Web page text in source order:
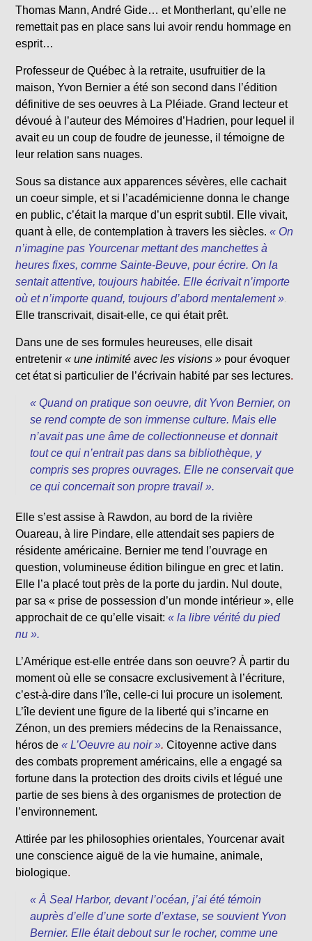
Thomas Mann, André Gide… et Montherlant, qu’elle ne
remettait pas en place sans lui avoir rendu hommage en
esprit…
Professeur de Québec à la retraite, usufruitier de la
maison, Yvon Bernier a été son second dans l’édition
définitive de ses oeuvres à La Pléiade. Grand lecteur et
dévoué à l’auteur des Mémoires d’Hadrien, pour lequel il
avait eu un coup de foudre de jeunesse, il témoigne de
leur relation sans nuages.
Sous sa distance aux apparences sévères, elle cachait
un coeur simple, et si l’académicienne donna le change
en public, c’était la marque d’un esprit subtil. Elle vivait,
quant à elle, de contemplation à travers les siècles. « On
n’imagine pas Yourcenar mettant des manchettes à
heures fixes, comme Sainte-Beuve, pour écrire. On la
sentait attentive, toujours habitée. Elle écrivait n’importe
où et n’importe quand, toujours d’abord mentalement ».
Elle transcrivait, disait-elle, ce qui était prêt.
Dans une de ses formules heureuses, elle disait
entretenir« une intimité avec les visions » pour évoquer
cet état si particulier de l’écrivain habité par ses lectures.
« Quand on pratique son oeuvre, dit Yvon Bernier, on
se rend compte de son immense culture. Mais elle
n’avait pas une âme de collectionneuse et donnait
tout ce qui n’entrait pas dans sa bibliothèque, y
compris ses propres ouvrages. Elle ne conservait que
ce qui concernait son propre travail ».
Elle s’est assise à Rawdon, au bord de la rivière
Ouareau, à lire Pindare, elle attendait ses papiers de
résidente américaine. Bernier me tend l’ouvrage en
question, volumineuse édition bilingue en grec et latin.
Elle l’a placé tout près de la porte du jardin. Nul doute,
par sa « prise de possession d’un monde intérieur », elle
approchait de ce qu’elle visait: « la libre vérité du pied
nu ».
L’Amérique est-elle entrée dans son oeuvre? À partir du
moment où elle se consacre exclusivement à l’écriture,
c’est-à-dire dans l’île, celle-ci lui procure un isolement.
L’île devient une figure de la liberté qui s’incarne en
Zénon, un des premiers médecins de la Renaissance,
héros de « L’Oeuvre au noir ». Citoyenne active dans
des combats proprement américains, elle a engagé sa
fortune dans la protection des droits civils et légué une
partie de ses biens à des organismes de protection de
l’environnement.
Attirée par les philosophies orientales, Yourcenar avait
une conscience aiguë de la vie humaine, animale,
biologique.
« À Seal Harbor, devant l’océan, j’ai été témoin
auprès d’elle d’une sorte d’extase, se souvient Yvon
Bernier. Elle était debout sur le rocher, comme une